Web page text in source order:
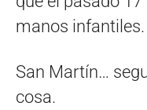
manos infantiles.
San Martín…
cosa.